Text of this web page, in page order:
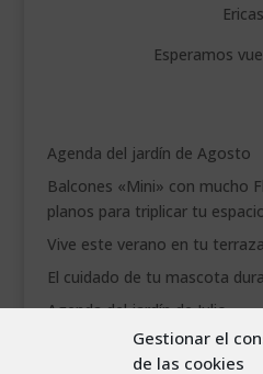
Gestionar el
de las cookies
Esperamos
Agenda del jardín de Agosto
Balcones «Mini» con mucho
planos para triplicar tu
Vive este verano en tu
El cuidado de tu mascota
Agenda del jardín de Julio
agosto